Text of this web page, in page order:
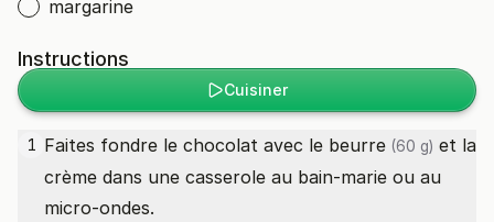
margarine
Instructions
Cuisiner
1 Faites fondre le chocolat avec le beurre (60 g) et la
crème dans une casserole au bain-marie ou au
micro-ondes.